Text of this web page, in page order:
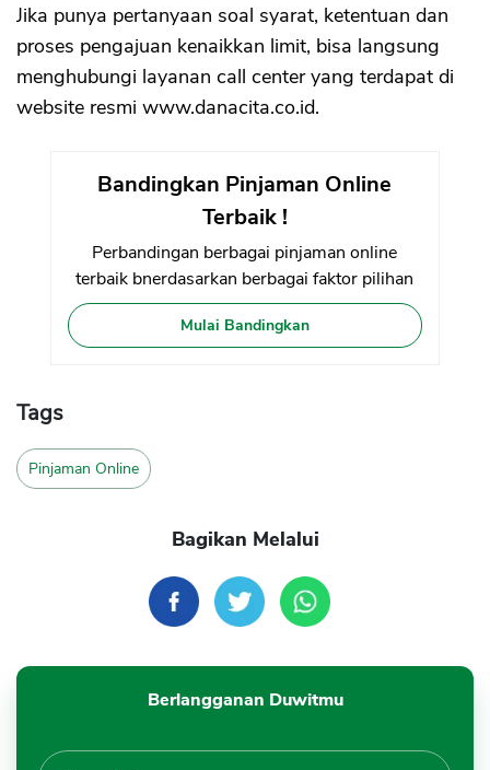
Jika punya pertanyaan soal syarat, ketentuan dan
proses pengajuan kenaikkan limit, bisa langsung
menghubungi layanan call center yang terdapat di
website resmi www.danacita.co.id.
Bandingkan Pinjaman Online
Terbaik !
Perbandingan berbagai pinjaman online
terbaik bnerdasarkan berbagai faktor pilihan
Mulai Bandingkan
Tags
Pinjaman Online
Bagikan Melalui
Berlangganan Duwitmu